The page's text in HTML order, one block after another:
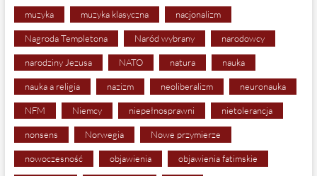
muzyka muzyka klasyczna nacjonalizm
Nagroda Templetona Naród wybrany narodowcy
narodziny Jezusa NATO natura nauka
nauka a religia nazizm neoliberalizm neuronauka
NFM Niemcy niepełnosprawni nietolerancja
nonsens Norwegia Nowe przymierze
nowoczesność objawienia objawienia fatimskie